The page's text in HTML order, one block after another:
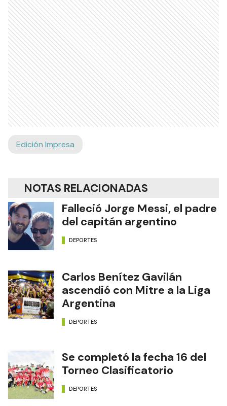
Edición Impresa
NOTAS RELACIONADAS
Falleció Jorge Messi, el padre
del capitán argentino
DEPORTES
Carlos Benítez Gavilán
ascendió con Mitre a la Liga
Argentina
DEPORTES
Se completó la fecha 16 del
Torneo Clasificatorio
DEPORTES